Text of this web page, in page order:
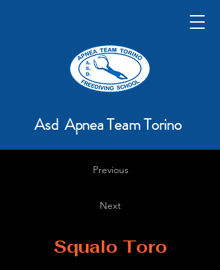
Asd Apnea Team Torino
Previous
Next
Squalo Toro